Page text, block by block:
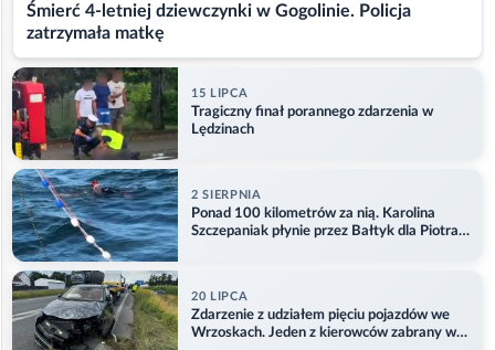
Śmierć 4-letniej dziewczynki w Gogolinie. Policja
zatrzymała matkę
15 LIPCA
Tragiczny finał porannego zdarzenia w
Lędzinach
2 SIERPNIA
Ponad 100 kilometrów za nią. Karolina
Szczepaniak płynie przez Bałtyk dla Piotra.
20 LIPCA
Zdarzenie z udziałem pięciu pojazdów we
Wrzoskach. Jeden z kierowców zabrany w